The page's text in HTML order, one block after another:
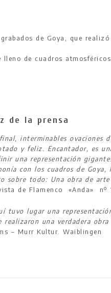
de Goya, que
de cuadros
de la prensa
interminables ovaciones
y feliz. Encantador, es
una representación
con los cuadros de
sobre todo: Una obra de arte
de Flamenco «Anda» nº
tuvo lugar una
realizaron una verdadera obra
– Murr Kultur. Waiblingen